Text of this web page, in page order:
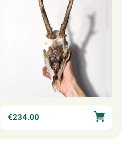
€234.00